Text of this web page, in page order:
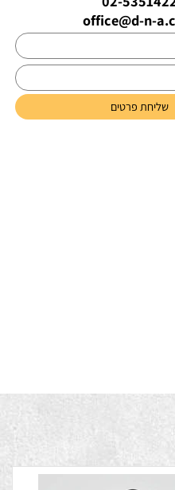
02-
office@d-n-